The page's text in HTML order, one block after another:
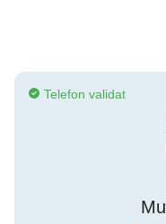
Telefon validat